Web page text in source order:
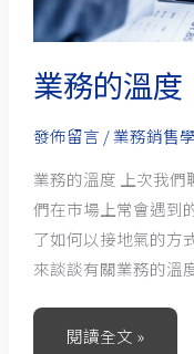
業務的溫度
發佈留言 /業務銷售
業務的溫度 上次我
們在市場上常會遇到
了如何以接地氣的方
來談談有關業務的溫
閱讀全文 »